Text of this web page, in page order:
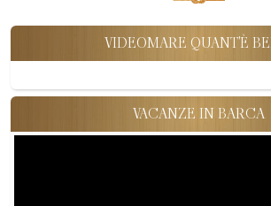
VIDEOMARE QUANT'È
VACANZE IN BARCA